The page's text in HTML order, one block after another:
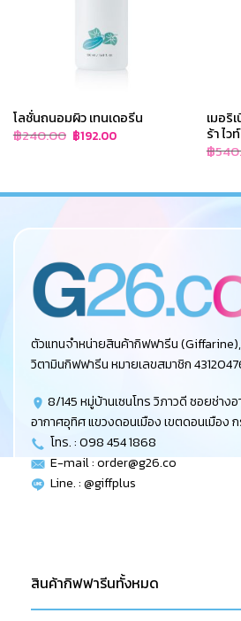
โลชั่นถนอมผิว เทนเดอรีน
฿240.00 Original
price
฿192.00Current
price
เมอริ
ร้า ไวท์
฿
ตัวแทนจำหน่ายสินค้ากิฟฟารีน
วิตามินกิฟฟารีน หมายเลขสมาชิก
8/145 หมู่บ้านเซนโทร วิภาวดี ซอยช่าง
อากาศอุทิศ แขวงดอนเมือง เขตดอนเมือง
โทร. : 098 454 1868
E-mail :order@g26.co
Line. : @giffplus
สินค้ากิฟฟารีนทั้งหมด